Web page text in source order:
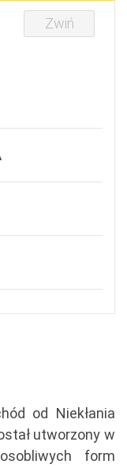
Zwiń
od Niekłania
utworzony w
form